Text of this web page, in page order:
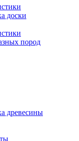
доски
пород
древесины